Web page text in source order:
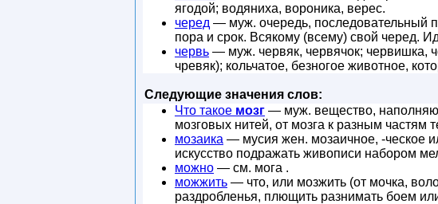
ягодой; водяниха, вороника, верес.
черед — муж. очередь, последовательный
пора и срок. Всякому (всему) свой черед.
червь — муж. червяк, червячок; червишка,
чревяк); кольчатое, безногое животное,
Следующие значения слов:
Что такое мозг — муж. вещество,
мозговых нитей, от мозга к разным
мозаика — мусия жен. мозаичное, -ческое
искусство подражать живописи набором
можно — см. мога .
можжить — что, или мозжить (от мочка,
раздробленья, плющить разнимать боем